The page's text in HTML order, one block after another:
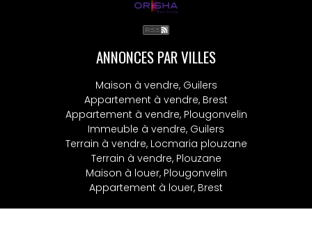
ANNONCES PAR VILLES
Maison à vendre, Guilers
Appartement à vendre, Brest
Appartement à vendre, Plougonvelin
Immeuble à vendre, Guilers
Terrain à vendre, Locmaria plouzane
Terrain à vendre, Plouzane
Maison à louer, Plougonvelin
Appartement à louer, Brest